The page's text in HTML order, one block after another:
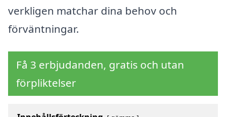
verkligen matchar dina behov och
förväntningar.
Få 3 erbjudanden, gratis och utan
förpliktelser